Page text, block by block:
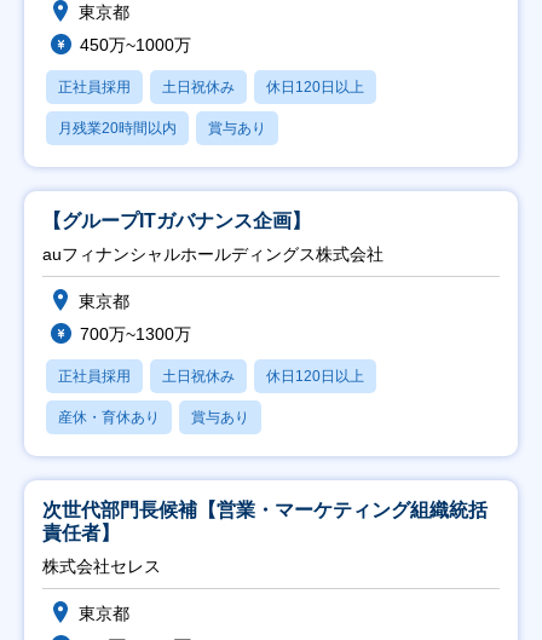
東京都
450万~1000万
正社員採用 土日祝休み 休日120日以上
月残業20時間以内 賞与あり
【グループITガバナンス企画】
auフィナンシャルホールディングス株式会社
東京都
700万~1300万
正社員採用 土日祝休み 休日120日以上
産休・育休あり 賞与あり
次世代部門長候補【営業・マーケティング組織統括
責任者】
株式会社セレス
東京都